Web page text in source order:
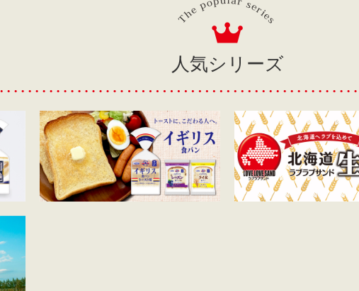
人気シリーズ